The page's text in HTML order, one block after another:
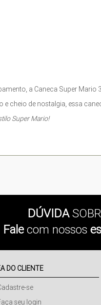
a Caneca Super
cheio de nostalgia, essa
Super Mario!
DÚVIDA
Falecom nossos
DO CLIENTE
se
seu login